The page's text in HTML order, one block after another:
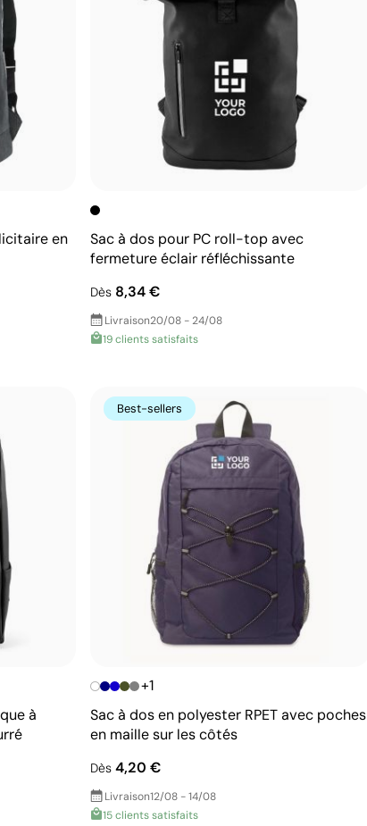
en
Sac à dos pour PC roll-top avec
fermeture éclair réfléchissante
Dès 8,34 €
Livraison20/08 - 24/08
19 clients satisfaits
à
Best-sellers
+1
Sac à dos en polyester RPET avec poches
en maille sur les côtés
Dès 4,20 €
Livraison12/08 - 14/08
15 clients satisfaits